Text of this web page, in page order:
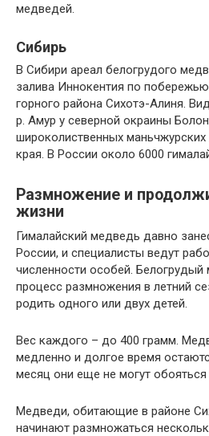
медведей.
Сибирь
В Сибири ареал белогрудого
залива Иннокентия по
горного района Сихотэ-Алиня.
р. Амур у северной окраины
широколиственных маньчжурских
края. В России около 6000
Размножение и
жизни
Гималайский медведь давно
России, и специалисты ведут
численности особей. Белогрудый
процесс размножения в летний
родить одного или двух детей.
Вес каждого – до 400 грамм.
медленно и долгое время
месяц они еще не могут обояться
Медведи, обитающие в районе
начинают размножаться